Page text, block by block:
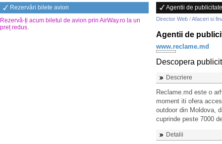
Rezervări bilete avion
Rezervă-ți acum biletul de avion prin AirWay.ro la un
preț redus.
Agentii de publicitate
Director Web /Afaceri si
Agentii de
www.reclame.md
Descopera
Descriere
Reclame.md este o
moment iti ofera
outdoor din Moldova,
cuprinde peste 7000
Detalii